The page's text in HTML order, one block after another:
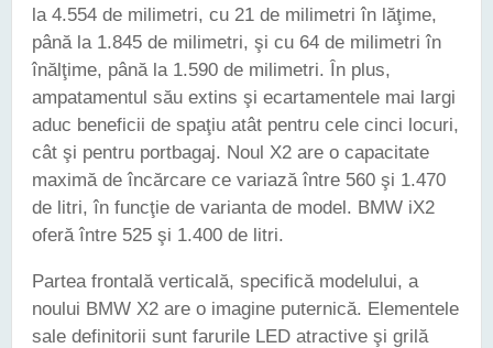
la 4.554 de milimetri, cu 21 de milimetri în lăţime,
până la 1.845 de milimetri, şi cu 64 de milimetri în
înălţime, până la 1.590 de milimetri. În plus,
ampatamentul său extins şi ecartamentele mai largi
aduc beneficii de spaţiu atât pentru cele cinci locuri,
cât şi pentru portbagaj. Noul X2 are o capacitate
maximă de încărcare ce variază între 560 şi 1.470
de litri, în funcţie de varianta de model. BMW iX2
oferă între 525 şi 1.400 de litri.
Partea frontală verticală, specifică modelului, a
noului BMW X2 are o imagine puternică. Elementele
sale definitorii sunt farurile LED atractive şi grilă